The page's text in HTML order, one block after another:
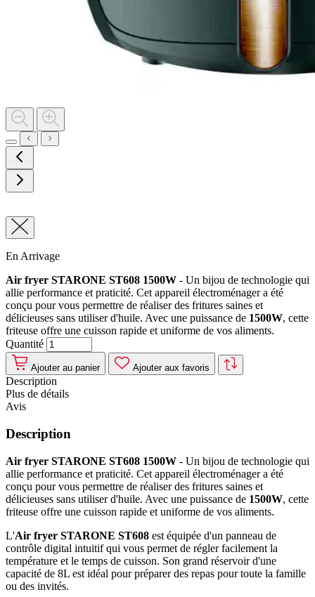
En Arrivage
Air fryer STARONE ST608 1500W - Un bijou de technologie qui
allie performance et praticité. Cet appareil électroménager a été
conçu pour vous permettre de réaliser des fritures saines et
délicieuses sans utiliser d'huile. Avec une puissance de 1500W, cette
friteuse offre une cuisson rapide et uniforme de vos aliments.
Quantité
Ajouter au panier Ajouter aux favoris
Description
Plus de détails
Avis
Description
Air fryer STARONE ST608 1500W - Un bijou de technologie qui
allie performance et praticité. Cet appareil électroménager a été
conçu pour vous permettre de réaliser des fritures saines et
délicieuses sans utiliser d'huile. Avec une puissance de 1500W, cette
friteuse offre une cuisson rapide et uniforme de vos aliments.
L'Air fryer STARONE ST608 est équipée d'un panneau de
contrôle digital intuitif qui vous permet de régler facilement la
température et le temps de cuisson. Son grand réservoir d'une
capacité de 8L est idéal pour préparer des repas pour toute la famille
ou des invités.